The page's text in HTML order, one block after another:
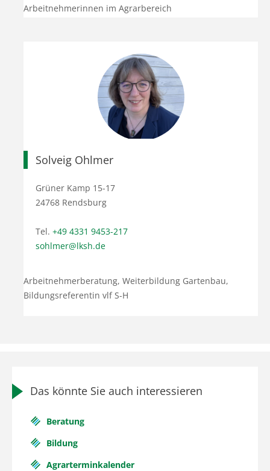
Arbeitnehmerinnen im Agrarbereich
Solveig Ohlmer
Grüner Kamp 15-17
24768 Rendsburg
Tel. +49 4331 9453-217
sohlmer@lksh.de
Arbeitnehmerberatung, Weiterbildung Gartenbau,
Bildungsreferentin vlf S-H
Das könnte Sie auch interessieren
Beratung
Bildung
Agrarterminkalender